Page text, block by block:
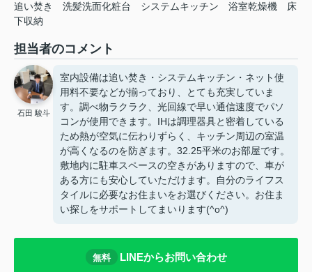
追い焚き 洗髪洗面化粧台 システムキッチン 浴室乾燥機
床
下収納
担当者のコメント
石田 駿斗
室内設備は追い焚き・システムキッチン・ネット使
用料不要などが揃っており、とても充実していま
す。調べ物ラクラク、光回線で早い通信速度でパソ
コンが使用できます。IHは調理器具と密着している
ため熱が空気に伝わりずらく、キッチン周辺の室温
が高くなるのを防ぎます。32.25平米のお部屋です。
敷地内に駐車スペースの空きがありますので、車が
ある方にも安心していただけます。自分のライフス
タイルに必要なお住まいをお選びください。お住ま
い探しをサポートしてまいります(^o^)
無料 LINEからお問い合わせ